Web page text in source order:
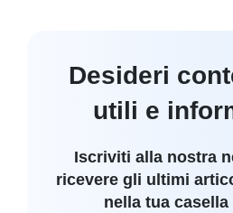
Desideri
utili e
Iscriviti alla nostra
ricevere gli ultimi
nella tua